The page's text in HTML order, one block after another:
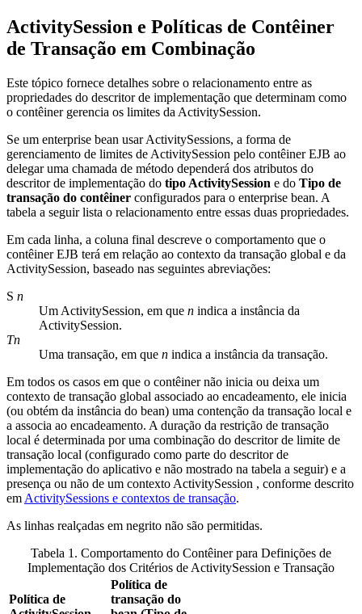
ActivitySession e Políticas de Contêiner
de Transação em Combinação
Este tópico fornece detalhes sobre o relacionamento entre as
propriedades do descritor de implementação que determinam como
o contêiner gerencia os limites da ActivitySession.
Se um enterprise bean usar ActivitySessions, a forma de
gerenciamento de limites de ActivitySession pelo contêiner EJB ao
delegar uma chamada de método dependerá dos atributos do
descritor de implementação do tipo ActivitySession e do Tipo de
transação do contêiner configurados para o enterprise bean. A
tabela a seguir lista o relacionamento entre essas duas propriedades.
Em cada linha, a coluna final descreve o comportamento que o
contêiner EJB terá em relação ao contexto da transação global e da
ActivitySession, baseado nas seguintes abreviações:
S n
Um ActivitySession, em que n indica a instância da
ActivitySession.
Tn
Uma transação, em que n indica a instância da transação.
Em todos os casos em que o contêiner não inicia ou deixa um
contexto de transação global associado ao encadeamento, ele inicia
(ou obtém da instância do bean) uma contenção da transação local e
a associa ao encadeamento. A duração da restrição de transação
local é determinada por uma combinação do descritor de limite de
transação local (configurado como parte do descritor de
implementação do aplicativo e não mostrado na tabela a seguir) e a
presença ou não de um contexto ActivitySession , conforme descrito
em ActivitySessions e contextos de transação.
As linhas realçadas em negrito não são permitidas.
Tabela 1. Comportamento do Contêiner para Definições de
Implementação dos Critérios de ActivitySession e Transação
Política de
Política de
transação do